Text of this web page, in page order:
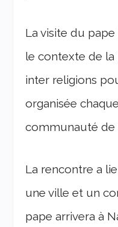
La visite du pape
le contexte de
inter religions
organisée
communauté de
La rencontre a
une ville et un
pape arrivera à